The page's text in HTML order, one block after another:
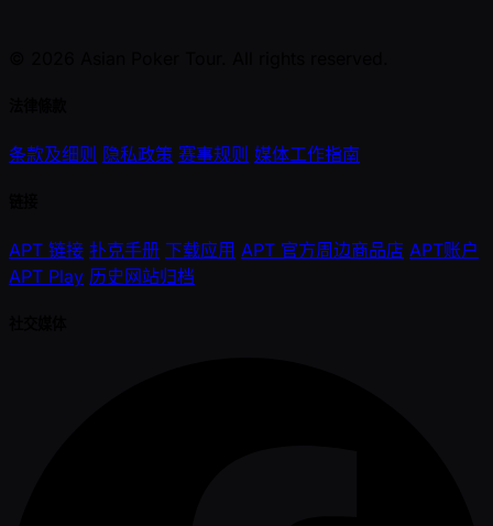
条款及细则 隐私政策 赛事规则 媒体工作指南
APT 链接 扑克手册 下载应用 APT 官方周边商品店 APT账户
APT Play 历史网站归档